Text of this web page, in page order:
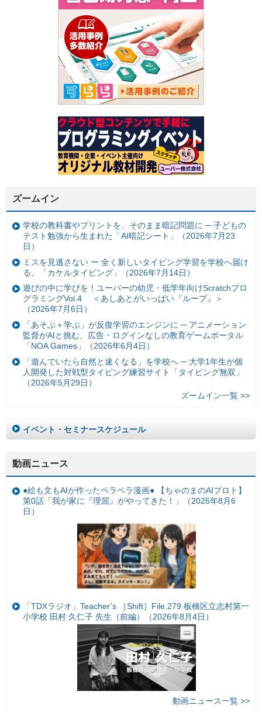
ズームイン
学校の教科書やプリントを、そのまま暗記問題に ─ 子どもの
テスト勉強から生まれた「AI暗記シート」（2026年7月23
日）
ミスを見逃さない ー 全く新しいタイピング学習を学校へ届け
る。「カケルタイピング」（2026年7月14日）
遊びの中に学びを！ユーバーの幼児・低学年向けScratchプロ
グラミングVol.4 ＜あしあとがいっぱい『ループ』＞
（2026年7月6日）
「あそぶ＋学ぶ」が反復学習のエンジンに ─ アニメーション
監督がAIと挑む、広告・ログインなしの教育ゲームポータル
「NOA Games」（2026年6月4日）
「遊んでいたら自然と速くなる」を学校へ ─ 大学1年生が個
人開発した対戦型タイピング練習サイト「タイピング無双」
（2026年5月29日）
ズームイン一覧 >>
イベント・セミナースケジュール
動画ニュース
●絵も文もAIが作ったペラペラ漫画● 【ちゃのまのAIプロト】
第0話「我が家に『理屈』がやってきた！」（2026年8月6
日）
「TDXラジオ」Teacher’s ［Shift］File.279 板橋区立志村第一
小学校 田村 久仁子 先生（前編）（2026年8月4日）
動画ニュース一覧 >>